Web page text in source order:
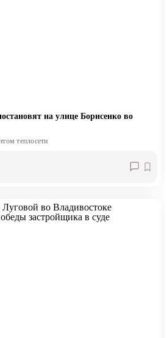
на улице Борисенко во
теплосети